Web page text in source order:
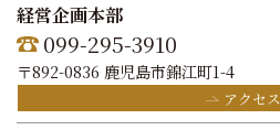
経営企画本部
099-295-3910
〒892-0836 鹿児島市錦江町1-4
アクセス